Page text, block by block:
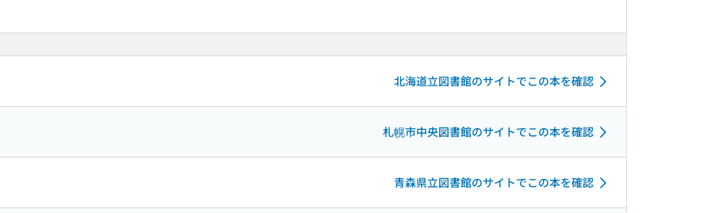
北海道立図書館のサイトでこの本を確認
札幌市中央図書館のサイトでこの本を確認
青森県立図書館のサイトでこの本を確認